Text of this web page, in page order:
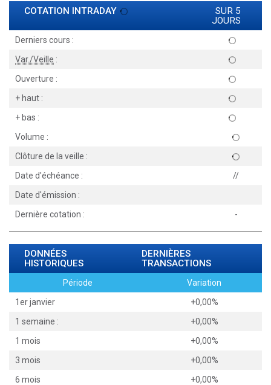
COTATION INTRADAY
SUR 5
JOURS
Derniers cours :
Var./Veille :
Ouverture :
+ haut :
+ bas :
Volume :
Clôture de la veille :
Date d'échéance :
//
Date d'émission :
Dernière cotation :
-
DONNÉES
HISTORIQUES
DERNIÈRES
TRANSACTIONS
Période
Variation
1er janvier
+0,00%
1 semaine :
+0,00%
1 mois
+0,00%
3 mois
+0,00%
6 mois
+0,00%